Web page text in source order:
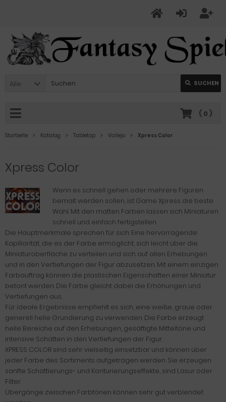
Alle SUCHEN
( 0 )
Startseite Katalog Tabletop Vallejo Xpress Color
Xpress Color
Wenn es schnell gehen oder mehrere Figuren
bemalt werden sollen, ist Game Xpress die beste
Wahl. Mit den matten Farben lassen sich Miniaturen
schnell und einfach fertigstellen.
Die Hauptmerkmale sprechen für sich: Eine hervorragende
Kapillarität, die es der Farbe ermöglicht, sich leicht über die
Miniaturoberfläche zu verteilen und sich auf allen Erhebungen
und in den Vertiefungen der Figur abzusetzen. Mit einem einzigen
Farbauftrag können die plastischen Eigenschaften einer Miniatur
betont werden. Die Farbe gleicht dabei die Erhöhungen und
Vertiefungen aus.
Für ideale Ergebnisse empfiehlt es sich, eine weiße, graue oder
generell helle Grundierung zu verwenden. Die Farbe erzeugt
helle Bereiche auf den Erhebungen, gesättigte Mitteltöne und
intensive Schatten in den Vertiefungen der Figur.
XPRESS COLOR sind sehr vielseitig einsetzbar und können über
jeder Farbe des Sortiments aufgetragen werden. Sie erzeugen
sanfte Schattierungs- und Konturierungseffekte, sind Lasur oder
Filter.
Übergänge zwischen Farbtönen können sehr gut verblendet